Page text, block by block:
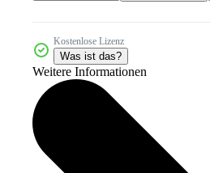
Kostenlose Lizenz
Was ist das?
Weitere Informationen